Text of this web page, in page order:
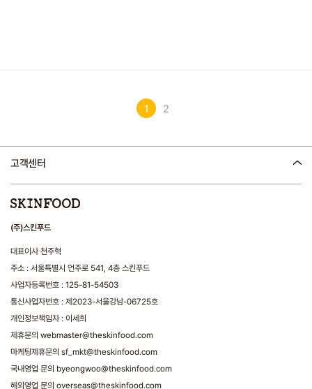
1 2
고객센터
(주)스킨푸드
대표이사 천주혁
주소 : 서울특별시 언주로 541, 4층 스킨푸드
사업자등록번호 : 125-81-54503
통신사업자번호 : 제2023-서울강남-06725호
개인정보책임자 : 이세희
제휴문의 webmaster@theskinfood.com
마케팅제휴문의 sf_mkt@theskinfood.com
국내영업 문의 byeongwoo@theskinfood.com
해외영업 문의 overseas@theskinfood.com